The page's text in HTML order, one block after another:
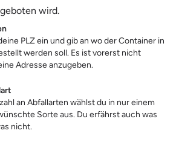
wird.
PLZ ein und gib an wo der Container in
werden soll. Es ist vorerst nicht
Adresse anzugeben.
an Abfallarten wählst du in nur einem
Sorte aus. Du erfährst auch was
nicht.